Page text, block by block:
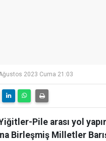
2023 Cuma 21:03
Pile arası yol
Birleşmiş Milletler